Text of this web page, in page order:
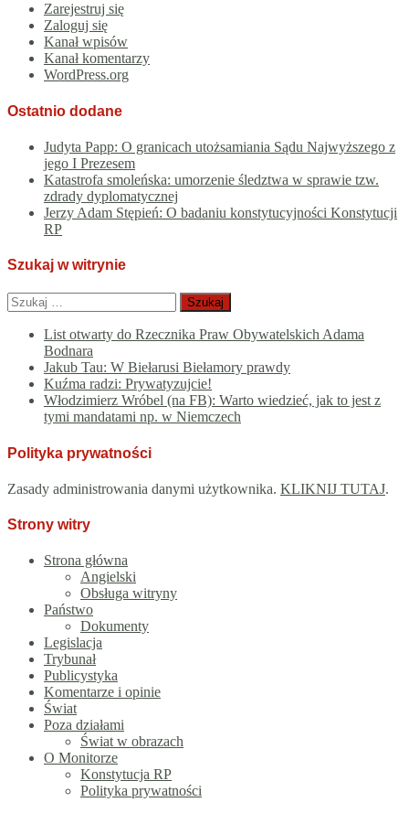
Zarejestruj się
Zaloguj się
Kanał wpisów
Kanał komentarzy
WordPress.org
Ostatnio dodane
Judyta Papp: O granicach utożsamiania Sądu Najwyższego z
jego I Prezesem
Katastrofa smoleńska: umorzenie śledztwa w sprawie tzw.
zdrady dyplomatycznej
Jerzy Adam Stępień: O badaniu konstytucyjności Konstytucji
RP
Szukaj w witrynie
Szukaj:
List otwarty do Rzecznika Praw Obywatelskich Adama
Bodnara
Jakub Tau: W Biełarusi Biełamory prawdy
Kuźma radzi: Prywatyzujcie!
Włodzimierz Wróbel (na FB): Warto wiedzieć, jak to jest z
tymi mandatami np. w Niemczech
Polityka prywatności
Zasady administrowania danymi użytkownika. KLIKNIJ TUTAJ.
Strony witry
Strona główna
Angielski
Obsługa witryny
Państwo
Dokumenty
Legislacja
Trybunał
Publicystyka
Komentarze i opinie
Świat
Poza działami
Świat w obrazach
O Monitorze
Konstytucja RP
Polityka prywatności